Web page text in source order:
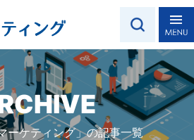
ーケティング」の記事一覧